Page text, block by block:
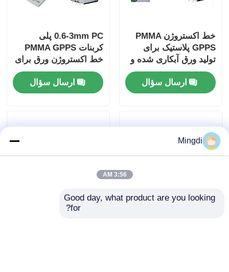
خط اکستروژن PMMA
GPPS پلاستیک برای
تولید ورق آبکاری شده و
ورق اپتیکال
ارسال سؤال
0.6-3mm PC پلی
کربنات PMMA GPPS
خط اکستروژن ورق برای
لپ تاپ تلویزیون موبایل
LCD
ارسال سؤال
Mingdi
3:56 AM
Good day, what product are you looking
for?